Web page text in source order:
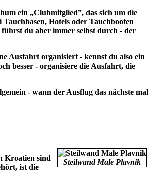
ein „Clubmitglied”, das sich um die
Hotels oder Tauchbooten
du aber immer selbst durch - der
Ausfahrt organisiert - kennst du also ein
besser - organisiere die Ausfahrt, die
- wann der Ausflug das nächste mal
Steilwand Male Plavnik
Kroatien sind
ist die